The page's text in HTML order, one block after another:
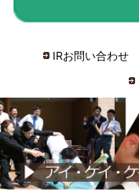
IRお問い合わせ